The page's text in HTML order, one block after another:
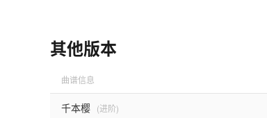
其他版本
曲谱信息
千本樱 (进阶)